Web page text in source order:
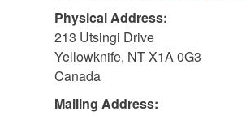
Physical Address:
213 Utsingi Drive
Yellowknife, NTX1A 0G3
Canada
Mailing Address: